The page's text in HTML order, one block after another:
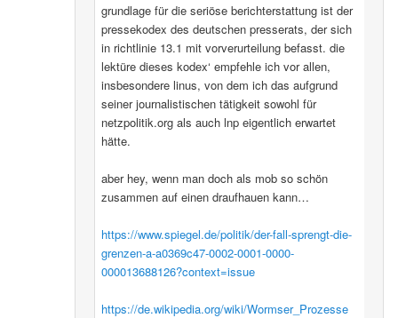
grundlage für die seriöse berichterstattung ist der
pressekodex des deutschen presserats, der sich
in richtlinie 13.1 mit vorverurteilung befasst. die
lektüre dieses kodex‘ empfehle ich vor allen,
insbesondere linus, von dem ich das aufgrund
seiner journalistischen tätigkeit sowohl für
netzpolitik.org als auch lnp eigentlich erwartet
hätte.
aber hey, wenn man doch als mob so schön
zusammen auf einen draufhauen kann…
https://www.spiegel.de/politik/der-fall-sprengt-die-
grenzen-a-a0369c47-0002-0001-0000-
000013688126?context=issue
https://de.wikipedia.org/wiki/Wormser_Prozesse